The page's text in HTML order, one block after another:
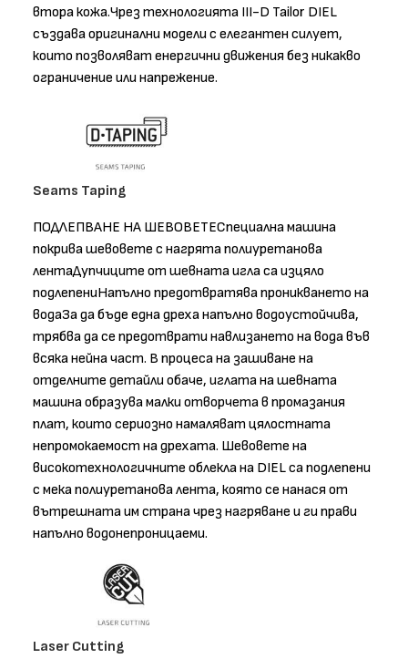
втора кожа.Чрез технологията III-D Tailor DIEL
създава оригинални модели с елегантен силует,
които позволяват енергични движения без никакво
ограничение или напрежение.
Seams Taping
ПОДЛЕПВАНЕ НА ШЕВОВЕТЕСпециална машина
покрива шевовете с нагрята полиуретанова
лентаДупчиците от шевната игла са изцяло
подлепениНапълно предотвратява проникването на
водаЗа да бъде една дреха напълно водоустойчива,
трябва да се предотврати навлизането на вода във
всяка нейна част. В процеса на зашиване на
отделните детайли обаче, иглата на шевната
машина образува малки отворчета в промазания
плат, които сериозно намаляват цялостната
непромокаемост на дрехата. Шевовете на
високотехнологичните облекла на DIEL са подлепени
с мека полиуретанова лента, която се нанася от
вътрешната им страна чрез нагряване и ги прави
напълно водонепроницаеми.
Laser Cutting